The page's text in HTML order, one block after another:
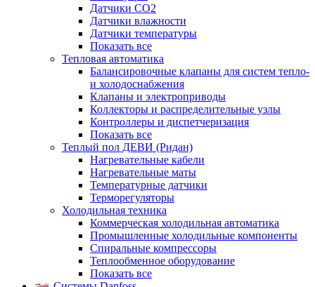
Датчики CO2
Датчики влажности
Датчики температуры
Показать все
Тепловая автоматика
Балансировочные клапаны для систем тепло-
и холодоснабжения
Клапаны и электроприводы
Коллекторы и распределительные узлы
Контроллеры и диспетчеризация
Показать все
Теплый пол ДЕВИ (Ридан)
Нагревательные кабели
Нагревательные маты
Температурные датчики
Терморегуляторы
Холодильная техника
Коммерческая холодильная автоматика
Промышленные холодильные компоненты
Спиральные компрессоры
Теплообменное оборудование
Показать все